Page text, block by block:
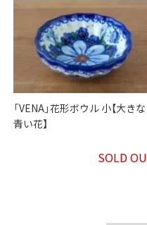
「VENA」花形ボウル 小【大きな
青い花】
SOLD